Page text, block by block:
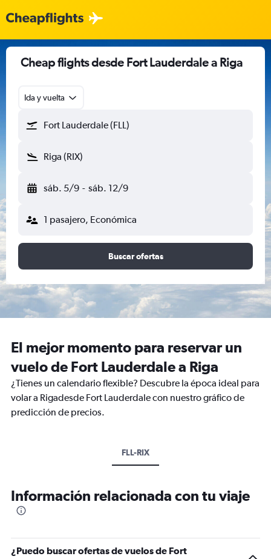
Cheap flights desde Fort Lauderdale a Riga
Ida y vuelta
Fort Lauderdale (FLL)
Riga (RIX)
sáb. 5/9 - sáb. 12/9
1 pasajero, Económica
Buscar ofertas
El mejor momento para reservar un
vuelo de Fort Lauderdale a Riga
¿Tienes un calendario flexible? Descubre la época ideal para
volar a Rigadesde Fort Lauderdale con nuestro gráfico de
predicción de precios.
FLL-RIX
Información relacionada con tu viaje
¿Puedo buscar ofertas de vuelos de Fort